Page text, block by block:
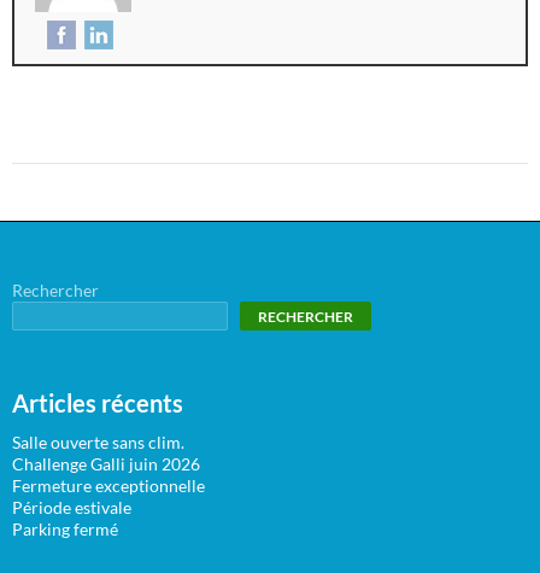
Rechercher
RECHERCHER
Articles récents
Salle ouverte sans clim.
Challenge Galli juin 2026
Fermeture exceptionnelle
Période estivale
Parking fermé